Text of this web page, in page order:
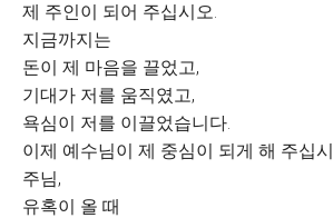
제 주인이 되어 주십시오.
지금까지는
돈이 제 마음을 끌었고,
기대가 저를 움직였고,
욕심이 저를 이끌었습니다.
이제 예수님이 제 중심이 되게 해 주십
주님,
유혹이 올 때